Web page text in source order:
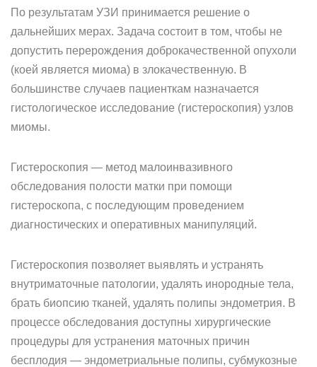
По результатам УЗИ принимается решение о
дальнейших мерах. Задача состоит в том, чтобы не
допустить перерождения доброкачественной опухоли
(коей является миома) в злокачественную. В
большинстве случаев пациенткам назначается
гистологическое исследование (гистероскопия) узлов
миомы.
Гистероскопия — метод малоинвазивного
обследования полости матки при помощи
гистероскопа, с последующим проведением
диагностических и оперативных манипуляций.
Гистероскопия позволяет выявлять и устранять
внутриматочные патологии, удалять инородные тела,
брать биопсию тканей, удалять полипы эндометрия. В
процессе обследования доступны хирургические
процедуры для устранения маточных причин
бесплодия — эндометриальные полипы, субмукозные